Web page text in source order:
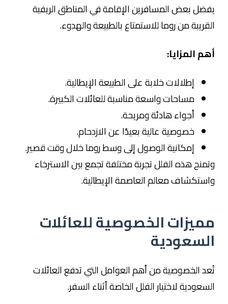
يفضل بعض المسافرين الإقامة في المناطق الريفية
القريبة من روما للاستمتاع بالطبيعة والهدوء.
أهم المزايا:
إطلالات خلابة على الطبيعة الإيطالية.
مساحات واسعة مناسبة للعائلات الكبيرة.
أجواء هادئة ومريحة.
خصوصية عالية بعيدًا عن الازدحام.
إمكانية الوصول إلى وسط روما خلال وقت قصير.
وتمنح هذه الفلل تجربة مختلفة تجمع بين الاسترخاء
واستكشاف معالم العاصمة الإيطالية.
مميزات الخصوصية للعائلات
السعودية
تُعد الخصوصية من أهم العوامل التي تدفع العائلات
السعودية لاختيار الفلل الخاصة أثناء السفر.